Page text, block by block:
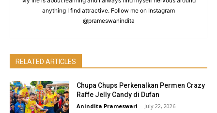
anything I find attractive. Follow me on Instagram
@prameswanindita
RELATED ARTICLES
Chupa Chups Perkenalkan Permen Crazy
Raffe Jelly Candy di Dufan
Anindita Prameswari - July 22, 2026